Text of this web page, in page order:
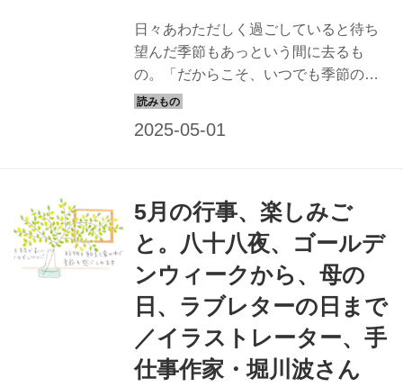
日々あわただしく過ごしていると待ち
望んだ季節もあっという間に去るも
の。「だからこそ、いつでも季節の行
事に敏感でいたい」と話すイラストレ
5月の行事、楽しみご
と。八十八夜、ゴールデ
ンウィークから、母の
日、ラブレターの日まで
／イラストレーター、手
仕事作家・堀川波さん